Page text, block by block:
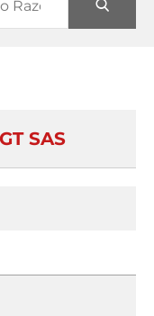
SAS